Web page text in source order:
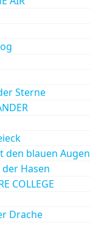
Sterne
den blauen Augen
Hasen
COLLEGE
Drache